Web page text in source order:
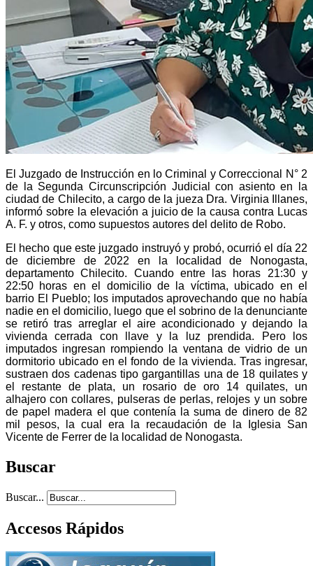
El Juzgado de Instrucción en lo Criminal y Correccional N° 2
de la Segunda Circunscripción Judicial con asiento en la
ciudad de Chilecito, a cargo de la jueza Dra. Virginia Illanes,
informó sobre la elevación a juicio de la causa contra Lucas
A. F. y otros, como supuestos autores del delito de Robo.
El hecho que este juzgado instruyó y probó, ocurrió el día 22
de diciembre de 2022 en la localidad de Nonogasta,
departamento Chilecito. Cuando entre las horas 21:30 y
22:50 horas en el domicilio de la víctima, ubicado en el
barrio El Pueblo; los imputados aprovechando que no había
nadie en el domicilio, luego que el sobrino de la denunciante
se retiró tras arreglar el aire acondicionado y dejando la
vivienda cerrada con llave y la luz prendida. Pero los
imputados ingresan rompiendo la ventana de vidrio de un
dormitorio ubicado en el fondo de la vivienda. Tras ingresar,
sustraen dos cadenas tipo gargantillas una de 18 quilates y
el restante de plata, un rosario de oro 14 quilates, un
alhajero con collares, pulseras de perlas, relojes y un sobre
de papel madera el que contenía la suma de dinero de 82
mil pesos, la cual era la recaudación de la Iglesia San
Vicente de Ferrer de la localidad de Nonogasta.
Buscar
Buscar...
Accesos Rápidos